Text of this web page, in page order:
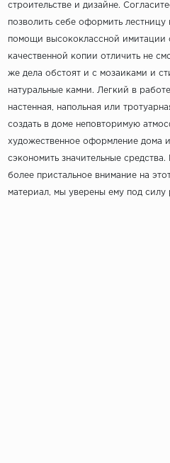
строительстве и дизайне.
позволить себе оформить
помощи высококлассной имитации
качественной копии отличить не
же дела обстоят и с мозаиками и
натуральные камни. Легкий в
настенная, напольная или
создать в доме неповторимую
художественное оформление дома
сэкономить значительные
более пристальное внимание на
материал, мы уверены ему под